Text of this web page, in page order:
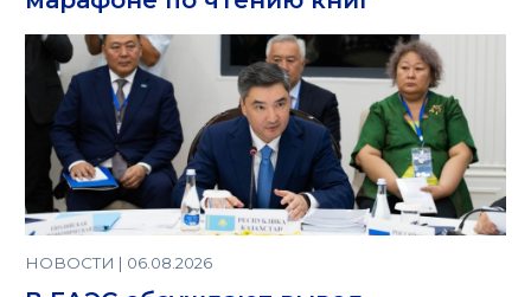
НОВОСТИ | 06.08.2026